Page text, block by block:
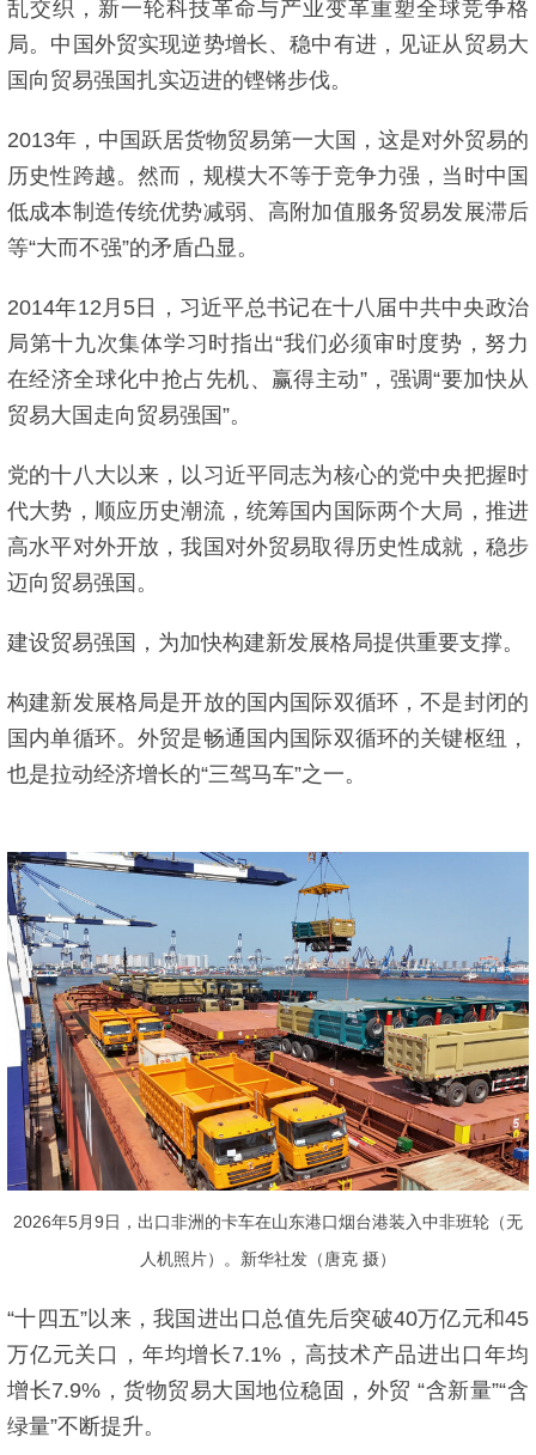
乱交织，新一轮科技革命与产业变革重塑全球竞争格
局。中国外贸实现逆势增长、稳中有进，见证从贸易大
国向贸易强国扎实迈进的铿锵步伐。
2013年，中国跃居货物贸易第一大国，这是对外贸易的
历史性跨越。然而，规模大不等于竞争力强，当时中国
低成本制造传统优势减弱、高附加值服务贸易发展滞后
等“大而不强”的矛盾凸显。
2014年12月5日，习近平总书记在十八届中共中央政治
局第十九次集体学习时指出“我们必须审时度势，努力
在经济全球化中抢占先机、赢得主动”，强调“要加快从
贸易大国走向贸易强国”。
党的十八大以来，以习近平同志为核心的党中央把握时
代大势，顺应历史潮流，统筹国内国际两个大局，推进
高水平对外开放，我国对外贸易取得历史性成就，稳步
迈向贸易强国。
建设贸易强国，为加快构建新发展格局提供重要支撑。
构建新发展格局是开放的国内国际双循环，不是封闭的
国内单循环。外贸是畅通国内国际双循环的关键枢纽，
也是拉动经济增长的“三驾马车”之一。
2026年5月9日，出口非洲的卡车在山东港口烟台港装入中非班轮（无
人机照片）。新华社发（唐克 摄）
“十四五”以来，我国进出口总值先后突破40万亿元和45
万亿元关口，年均增长7.1%，高技术产品进出口年均
增长7.9%，货物贸易大国地位稳固，外贸 “含新量”“含
绿量”不断提升。